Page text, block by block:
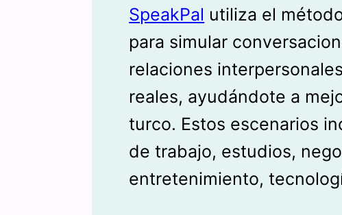
SpeakPal utiliza el
para simular
relaciones
reales, ayudándote a
turco. Estos escenarios
de trabajo, estudios,
entretenimiento,